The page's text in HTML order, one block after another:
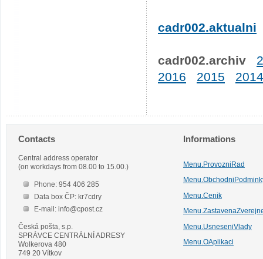
cadr002.aktualni
cadr002.archiv
2016
2015 2014
Contacts
Central address operator
(on workdays from 08.00 to 15.00.)
Phone: 954 406 285
Data box ČP: kr7cdry
E-mail: info@cpost.cz
Česká pošta, s.p.
SPRÁVCE CENTRÁLNÍ ADRESY
Wolkerova 480
749 20 Vítkov
Informations
Menu.ProvozniRad
Menu.Cenik
Menu.UsneseniVlady
Menu.OAplikaci